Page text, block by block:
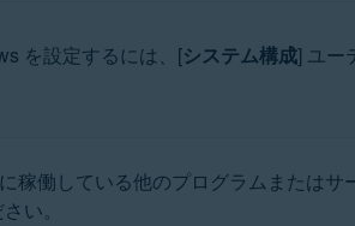
を設定するには、[システム構成] ユー
働している他のプログラムまたはサ
い。